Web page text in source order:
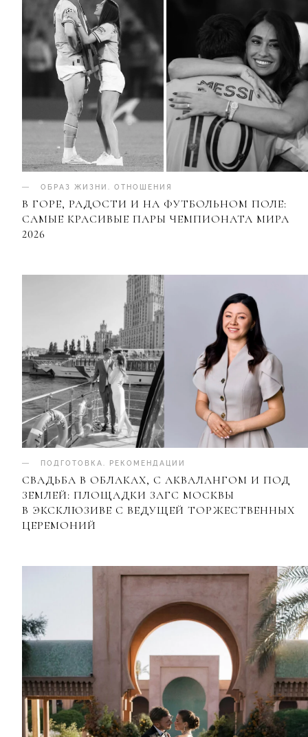
ОБРАЗ ЖИЗНИ ОТНОШЕНИЯ
В ГОРЕ, РАДОСТИ И НА ФУТБОЛЬНОМ ПОЛЕ:
САМЫЕ КРАСИВЫЕ ПАРЫ ЧЕМПИОНАТА МИРА
2026
ПОДГОТОВКА. РЕКОМЕНДАЦИИ
СВАДЬБА В ОБЛАКАХ, С АКВАЛАНГОМ И ПОД
ЗЕМЛЕЙ: ПЛОЩАДКИ ЗАГС МОСКВЫ
В ЭКСКЛЮЗИВЕ С ВЕДУЩЕЙ ТОРЖЕСТВЕННЫХ
ЦЕРЕМОНИЙ